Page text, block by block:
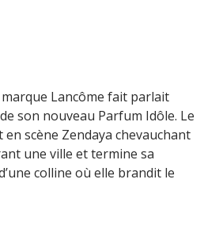
Lancôme fait parlait
son nouveau Parfum Idôle. Le
scène Zendaya chevauchant
une ville et termine sa
colline où elle brandit le